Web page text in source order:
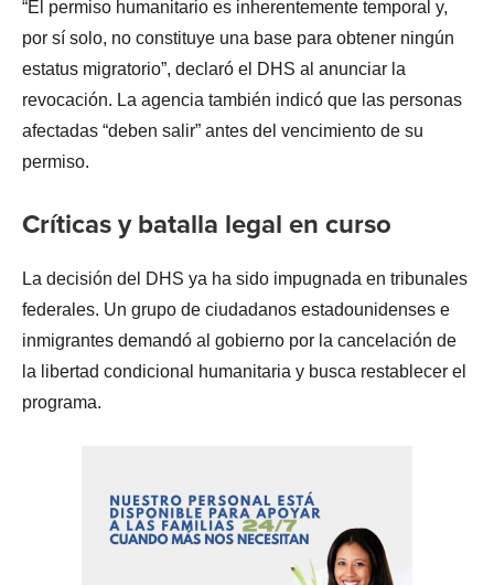
“El permiso humanitario es inherentemente temporal y,
por sí solo, no constituye una base para obtener ningún
estatus migratorio”, declaró el DHS al anunciar la
revocación. La agencia también indicó que las personas
afectadas “deben salir” antes del vencimiento de su
permiso.
Críticas y batalla legal en curso
La decisión del DHS ya ha sido impugnada en tribunales
federales. Un grupo de ciudadanos estadounidenses e
inmigrantes demandó al gobierno por la cancelación de
la libertad condicional humanitaria y busca restablecer el
programa.